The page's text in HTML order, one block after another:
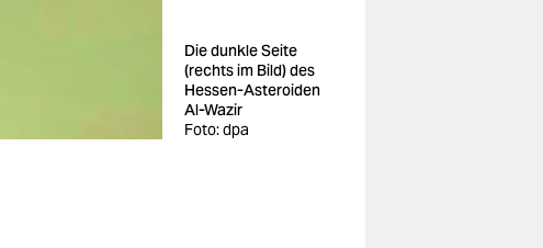
Die dunkle Seite
(rechts im Bild) des
Hessen-Asteroiden
Al-Wazir
Foto: dpa